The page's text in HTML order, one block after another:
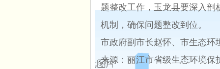
题整改工作，玉龙县要深入
机制，确保问题整改到位。
市政府副市长赵怀、市生态环
来源：丽江市省级生态环境保